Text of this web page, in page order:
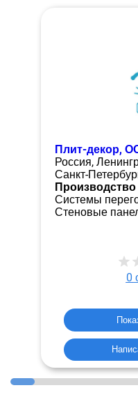
Плит-декор,
Россия,
Санкт-
Производство
Системы
Стеновые
0